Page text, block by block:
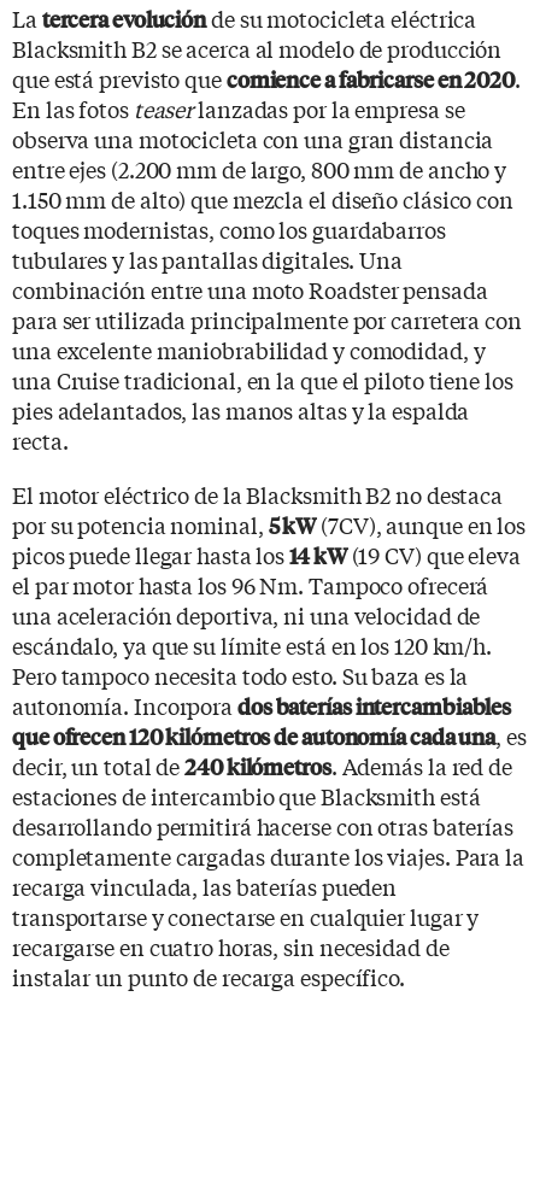
La tercera evoluciónde su motocicleta eléctrica
Blacksmith B2 se acerca al modelo de producción
que está previsto quecomience a fabricarse en 2020.
En las fotos teaserlanzadas por la empresa se
observa una motocicleta con una gran distancia
entre ejes (2.200 mm de largo, 800 mm de ancho y
1.150 mm de alto) que mezcla el diseño clásico con
toques modernistas, como los guardabarros
tubulares y las pantallas digitales. Una
combinación entre una moto Roadster pensada
para ser utilizada principalmente por carretera con
una excelente maniobrabilidad y comodidad, y
una Cruise tradicional, en la que el piloto tiene los
pies adelantados, las manos altas y la espalda
recta.
El motor eléctrico de la Blacksmith B2 no destaca
por su potencia nominal, 5 kW(7CV), aunque en los
picos puede llegar hasta los14 kW(19 CV) que eleva
el par motor hasta los 96 Nm. Tampoco ofrecerá
una aceleración deportiva, ni una velocidad de
escándalo, ya que su límite está en los 120 km/h.
Pero tampoco necesita todo esto. Su baza es la
autonomía. Incorpora dos baterías intercambiables
que ofrecen 120 kilómetros de autonomía cada una, es
decir, un total de240 kilómetros. Además la red de
estaciones de intercambio que Blacksmith está
desarrollando permitirá hacerse con otras baterías
completamente cargadas durante los viajes. Para la
recarga vinculada, las baterías pueden
transportarse y conectarse en cualquier lugar y
recargarse en cuatro horas, sin necesidad de
instalar un punto de recarga específico.